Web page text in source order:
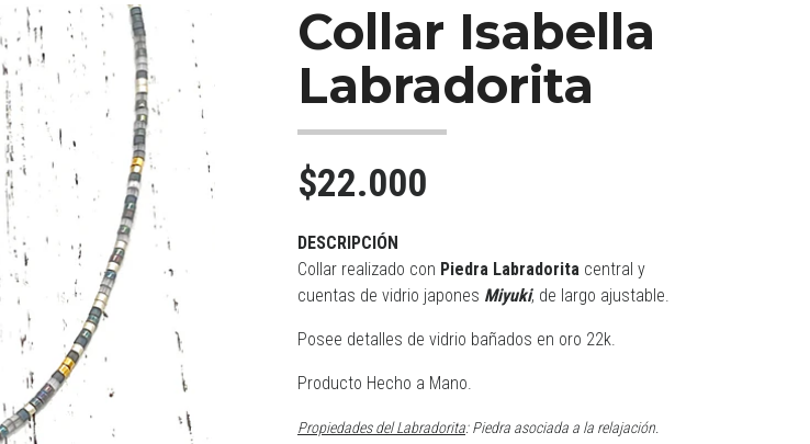
Collar Isabella
Labradorita
$22.000
DESCRIPCIÓN
Collar realizado con Piedra Labradorita central y
cuentas de vidrio japones Miyuki, de largo ajustable.
Posee detalles de vidrio bañados en oro 22k.
Producto Hecho a Mano.
Propiedades del Labradorita: Piedra asociada a la relajación.